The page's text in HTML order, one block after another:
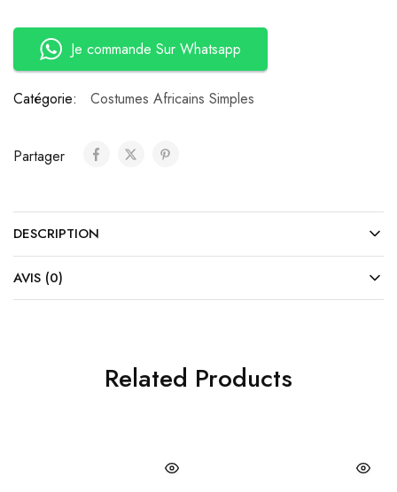
Je commande Sur Whatsapp
Catégorie: Costumes Africains Simples
Partager
DESCRIPTION
AVIS (0)
Related Products